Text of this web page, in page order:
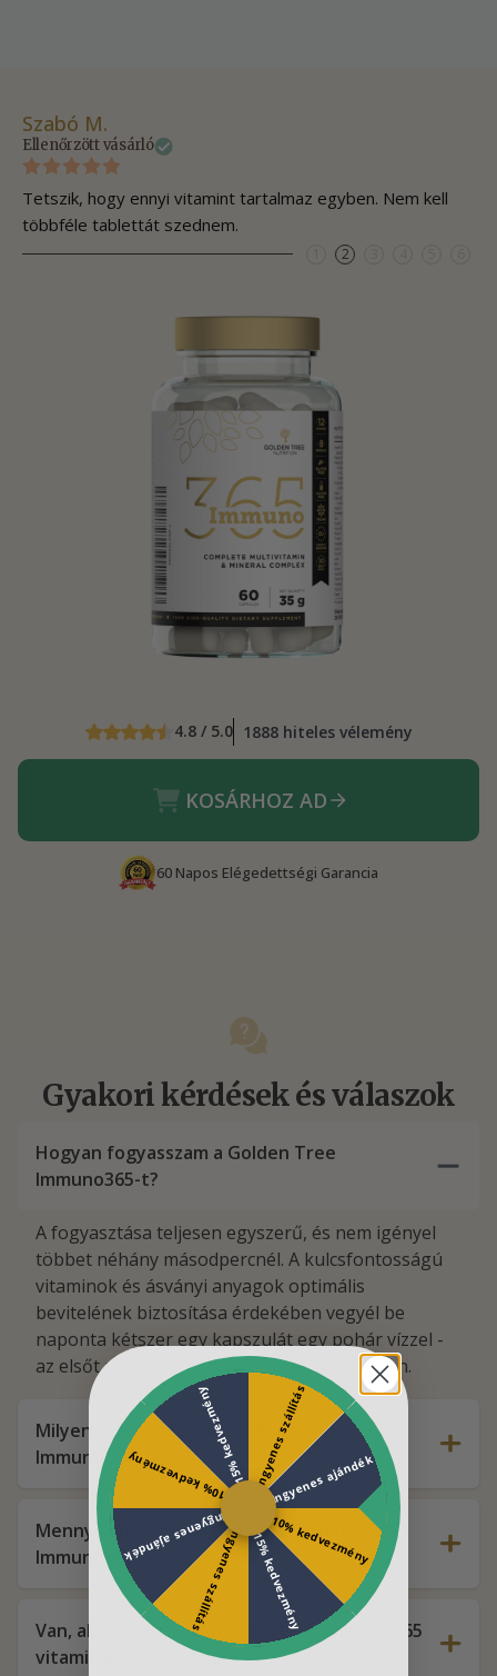
Szabó M.
Ellenőrzött vásárló
Tetszik, hogy ennyi vitamint tartalmaz egyben. Nem kell
többféle tablettát szednem.
2
4.8 / 5.0 1888 hiteles vélemény
KOSÁRHOZ AD
60 Napos Elégedettségi Garancia
Gyakori kérdések és válaszok
Hogyan fogyasszam a Golden Tree
Immuno365-t?
A fogyasztása teljesen egyszerű, és nem igényel
többet néhány másodpercnél. A kulcsfontosságú
vitaminok és ásványi anyagok optimális
bevitelének biztosítása érdekében vegyél be
naponta kétszer egy kapszulát egy pohár vízzel -
az elsőt reggeli, a másodikat vacsora közben.
Milyen összetevők alkotják a Golden Tree
Immuno 365-öt?
Mennyi időre elég egy doboz Golden Tree
Immuno365?
Van, aki számára ellenjavallott az Immuno365
vitamin komplex szedése?
Ingyenes szállítás
Ingyenes ajándék
10% kedvezmény
15% kedvezmény
Ingyenes szállítás
Ingyenes ajándék
10% kedvezmény
15% kedvezmény